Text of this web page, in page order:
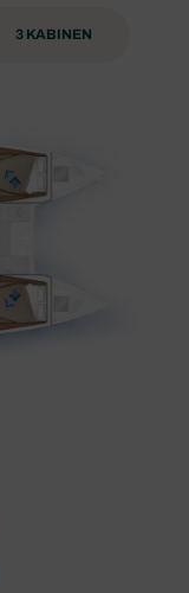
3 KABINEN